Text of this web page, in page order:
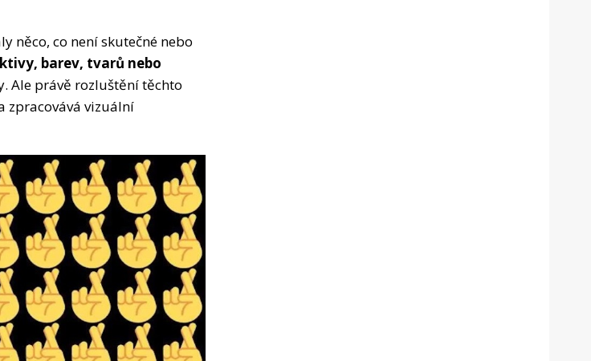
něco, co není skutečné nebo
barev, tvarů nebo
Ale právě rozluštění těchto
zpracovává vizuální